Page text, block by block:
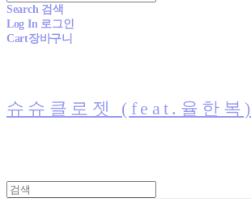
Search 검색
Log In 로그인
Cart장바구니
슈슈클로젯 (feat.율한복)